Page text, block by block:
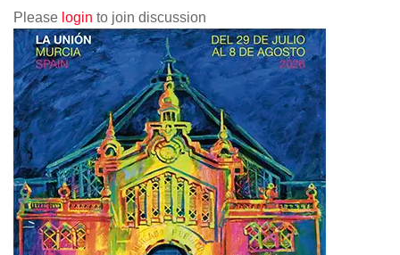
Please login to join discussion